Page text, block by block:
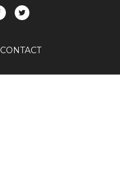
CONTACT